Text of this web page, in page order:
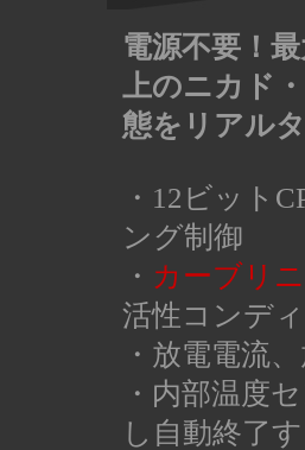
電源不要！
上のニカド
態をリアル
・12ビット
ング制御
・ カーブリ
活性コンデ
・放電電流
・内部温度
し自動終了